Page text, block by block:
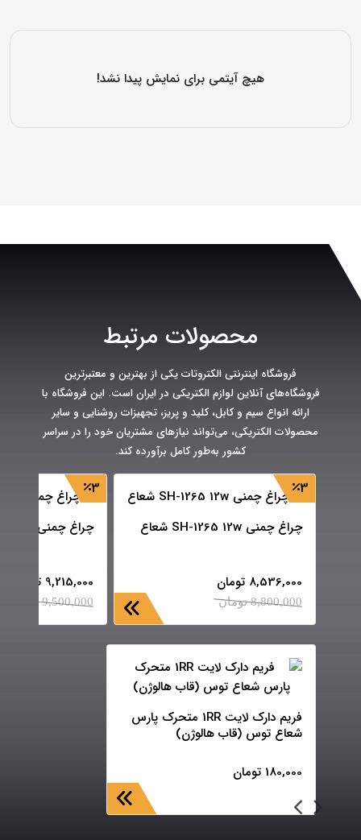
هیچ آیتمی برای نمایش پیدا نشد!
محصولات مرتبط
فروشگاه اینترنتی الکتروتات یکی از بهترین و معتبرترین
فروشگاه‌های آنلاین لوازم الکتریکی در ایران است. این فروشگاه با
ارائه انواع سیم و کابل، کلید و پریز، تجهیزات روشنایی و سایر
محصولات الکتریکی، می‌تواند نیازهای مشتریان خود را در سراسر
کشور به‌طور کامل برآورده کند.
3
چراغ چمنی SH-1265 12w شعاع
8,536,000 تومان
8,800,000 تومان
3
چراغ چمنی SH-1268 12w شعاع
9,215,000 تومان
9,500,000
فریم دارک لایت 1RR متحرک پارس
شعاع توس (قاب هالوژن)
180,000 تومان